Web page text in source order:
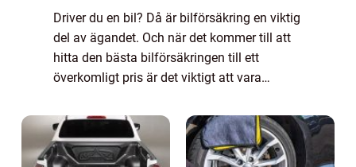
Driver du en bil? Då är bilförsäkring en viktig
del av ägandet. Och när det kommer till att
hitta den bästa bilförsäkringen till ett
överkomligt pris är det viktigt att vara
dig en grundlig översikt av billi...